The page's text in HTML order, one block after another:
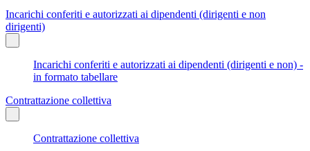
Incarichi conferiti e autorizzati ai dipendenti (dirigenti e non
dirigenti)
Incarichi conferiti e autorizzati ai dipendenti (dirigenti e non) -
in formato tabellare
Contrattazione collettiva
Contrattazione collettiva